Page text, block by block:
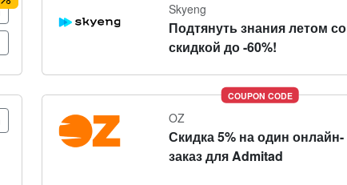
Skyeng
Подтянуть знания летом со
скидкой до -60%!
COUPON CODE
OZ
Скидка 5% на один онлайн-
заказ для Admitad